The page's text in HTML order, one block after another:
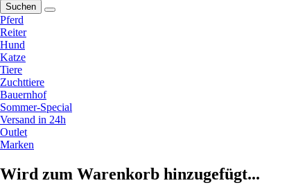
Suchen
Pferd
Reiter
Hund
Katze
Tiere
Zuchttiere
Bauernhof
Sommer-Special
Versand in 24h
Outlet
Marken
Wird zum Warenkorb hinzugefügt...